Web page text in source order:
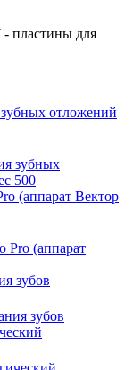
пластины для
зубных отложений
(аппарат Вектор
зубов